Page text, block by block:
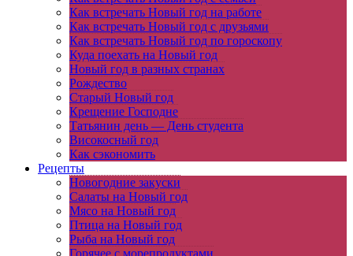
Как встречать Новый год на работе
Как встречать Новый год с друзьями
Как встречать Новый год по гороскопу
Куда поехать на Новый год
Новый год в разных странах
Рождество
Старый Новый год
Крещение Господне
Татьянин день — День студента
Високосный год
Как сэкономить
Рецепты
Новогодние закуски
Салаты на Новый год
Мясо на Новый год
Птица на Новый год
Рыба на Новый год
Горячее с морепродуктами